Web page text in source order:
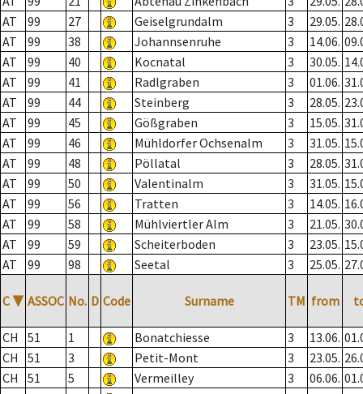
AT
99 27 Geiselgrundalm 3 29.05.
AT
99 38 Johannsenruhe 3 14.06.
AT
99 40 Kocnatal 3 30.05.
AT
99 41 Radlgraben 3 01.06.
AT
99 44 Steinberg 3 28.05.
AT
99 45 Gößgraben 3 15.05.
AT
99 46 Mühldorfer Ochsenalm 3 31.05.
AT
99 48 Pöllatal 3 28.05.
AT
99 50 Valentinalm 3 31.05.
AT
99 56 Tratten 3 14.05.
AT
99 58 Mühlviertler Alm 3 21.05.
AT
99 59 Scheiterboden 3 23.05.
AT
99 98 Seetal 3 25.05.
C ▼ ASSOC No. D Code Surname TM from
CH 51 1 Bonatchiesse 3 13.06.
CH
51 3 Petit-Mont 3 23.05.
CH
51 5 Vermeilley 3 06.06.